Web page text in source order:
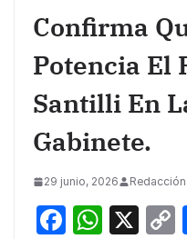
Confirma
Potencia El
Santilli En
Gabinete.
29 junio, 2026 Redacción
F
W X